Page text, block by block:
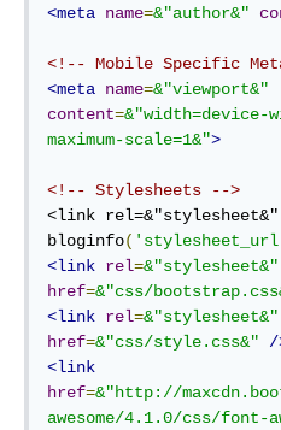
<meta name=&"author&"
<!-- Mobile Specific
<meta name=&"viewport&"
content=&"width=device-
maximum-scale=1&">
<!-- Stylesheets -->
<link rel=&"stylesheet&"
bloginfo( ' stylesheet_url
<link rel=&"stylesheet&"
href=&"css/bootstrap.css
<link rel=&"stylesheet&"
href=&"css/style.css&"
/
<link
href=&"http: //
awesome/4.1.0/css/font-